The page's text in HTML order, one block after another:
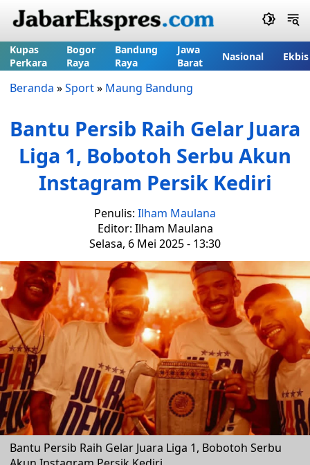
Kupas
Perkara
Bogor
Raya
Bandung
Raya
Jawa
Barat
Nasional Ekbis
Beranda »Sport» Maung Bandung
Bantu Persib Raih Gelar Juara
Liga 1, Bobotoh Serbu Akun
Instagram Persik Kediri
Penulis: Ilham Maulana
Editor: Ilham Maulana
Selasa, 6 Mei 2025 - 13:30
Bantu Persib Raih Gelar Juara Liga 1, Bobotoh Serbu